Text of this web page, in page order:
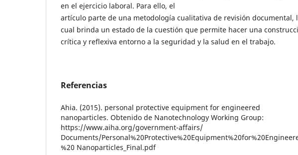
en el ejercicio laboral. Para ello, el
artículo parte de una metodología cualitativa de revisión documental,
cual brinda un estado de la cuestión que permite hacer una
crítica y reflexiva entorno a la seguridad y la salud en el trabajo.
Referencias
Ahia. (2015). personal protective equipment for engineered
nanoparticles. Obtenido de Nanotechnology Working Group:
https://www.aiha.org/government-affairs/
Documents/
%20 Nanoparticles_Final.pdf